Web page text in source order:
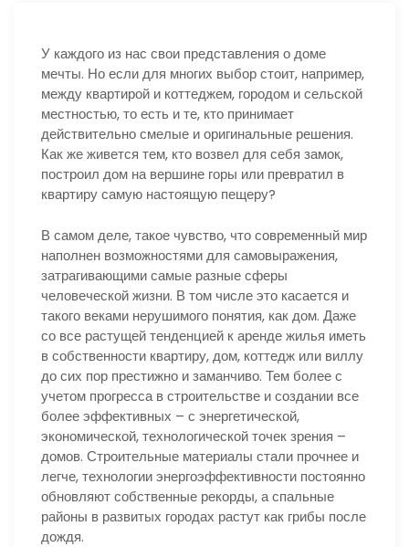
У каждого из нас свои представления о доме
мечты. Но если для многих выбор стоит, например,
между квартирой и коттеджем, городом и сельской
местностью, то есть и те, кто принимает
действительно смелые и оригинальные решения.
Как же живется тем, кто возвел для себя замок,
построил дом на вершине горы или превратил в
квартиру самую настоящую пещеру?
В самом деле, такое чувство, что современный мир
наполнен возможностями для самовыражения,
затрагивающими самые разные сферы
человеческой жизни. В том числе это касается и
такого веками нерушимого понятия, как дом. Даже
со все растущей тенденцией к аренде жилья иметь
в собственности квартиру, дом, коттедж или виллу
до сих пор престижно и заманчиво. Тем более с
учетом прогресса в строительстве и создании все
более эффективных – с энергетической,
экономической, технологической точек зрения –
домов. Строительные материалы стали прочнее и
легче, технологии энергоэффективности постоянно
обновляют собственные рекорды, а спальные
районы в развитых городах растут как грибы после
дождя.